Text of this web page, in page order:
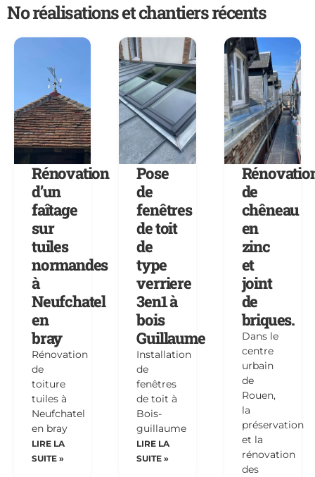
No réalisations et chantiers récents
Rénovation
d’un
faîtage
sur
tuiles
normandes
à
Neufchatel
en
bray
Rénovation
de
toiture
tuiles à
Neufchatel
en bray
LIRE LA
SUITE »
Pose
de
fenêtres
de toit
de
type
verriere
3en1 à
bois
Guillaume
Installation
de
fenêtres
de toit à
Bois-
guillaume
LIRE LA
SUITE »
de
chêneau
en
zinc
et
joint
de
briques.
Dans le
centre
urbain
de
Rouen,
la
préservation
et la
rénovation
des